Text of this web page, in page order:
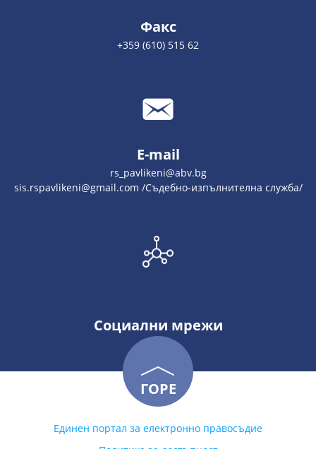
Факс
+359 (610) 515 62
E-mail
rs_pavlikeni@abv.bg
sis.rspavlikeni@gmail.com /Съдебно-изпълнителна служба/
Социални мрежи
ГОРЕ
Единен портал за електронно правосъдие